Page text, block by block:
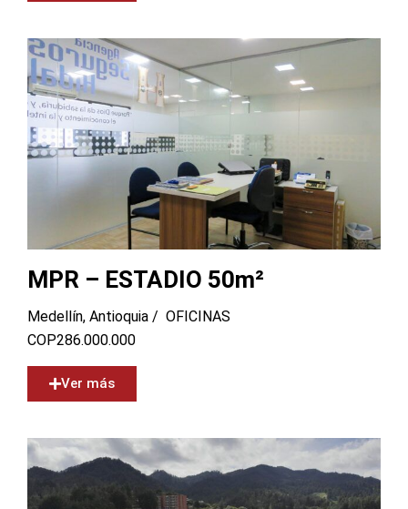
MPR – ESTADIO 50m²
Medellín, Antioquia / OFICINAS
COP286.000.000
Ver más